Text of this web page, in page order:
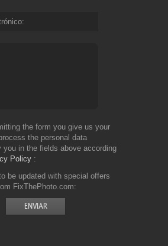
the form you give us your
the personal data
you in the fields above according
Policy
be updated with special offers
FixThePhoto.com